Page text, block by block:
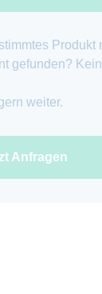
Produkt
gefunden? Kein
weiter.
Anfragen